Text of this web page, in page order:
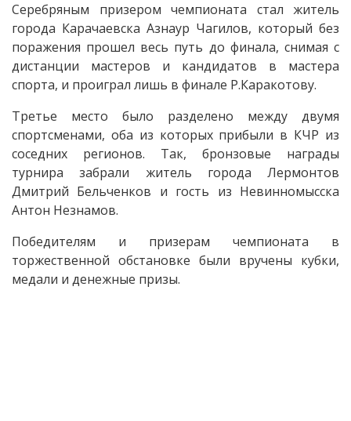
Серебряным призером чемпионата стал житель
города Карачаевска Азнаур Чагилов, который без
поражения прошел весь путь до финала, снимая с
дистанции мастеров и кандидатов в мастера
спорта, и проиграл лишь в финале Р.Каракотову.
Третье место было разделено между двумя
спортсменами, оба из которых прибыли в КЧР из
соседних регионов. Так, бронзовые награды
турнира забрали житель города Лермонтов
Дмитрий Бельченков и гость из Невинномысска
Антон Незнамов.
Победителям и призерам чемпионата в
торжественной обстановке были вручены кубки,
медали и денежные призы.